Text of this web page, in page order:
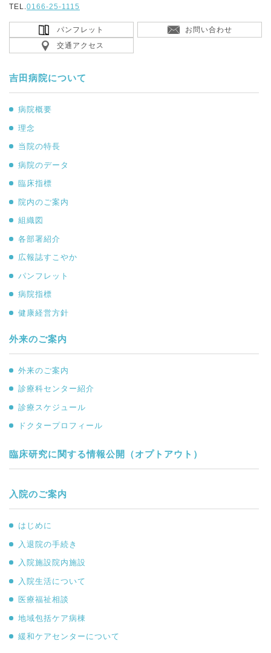
TEL.0166-25-1115
パンフレット
お問い合わせ
交通アクセス
吉田病院について
病院概要
理念
当院の特長
病院のデータ
臨床指標
院内のご案内
組織図
各部署紹介
広報誌すこやか
パンフレット
病院指標
健康経営方針
外来のご案内
外来のご案内
診療科センター紹介
診療スケジュール
ドクタープロフィール
臨床研究に関する情報公開（オプトアウト）
入院のご案内
はじめに
入退院の手続き
入院施設院内施設
入院生活について
医療福祉相談
地域包括ケア病棟
緩和ケアセンターについて